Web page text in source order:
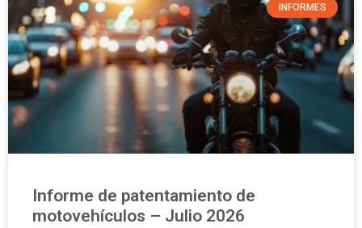
INFORMES
Informe de patentamiento de
motovehículos – Julio 2026